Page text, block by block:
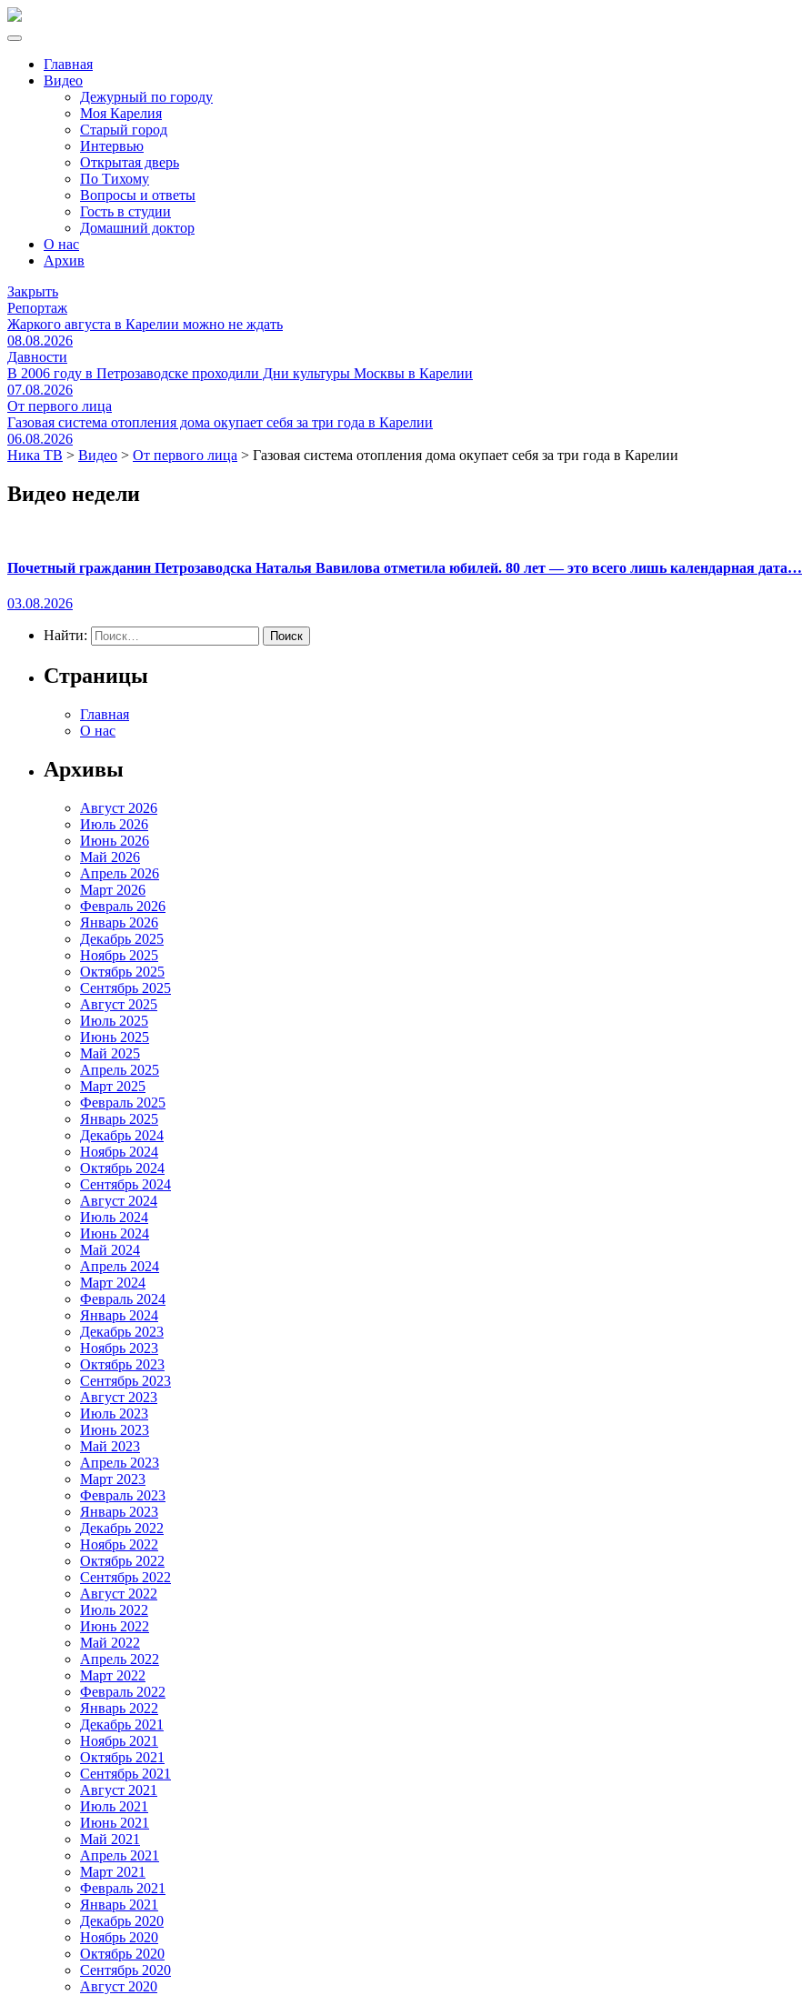
Главная
Видео
Дежурный по городу
Моя Карелия
Старый город
Интервью
Открытая дверь
По Тихому
Вопросы и ответы
Гость в студии
Домашний доктор
О нас
Архив
Закрыть
Репортаж
Жаркого августа в Карелии можно не ждать
08.08.2026
Давности
В 2006 году в Петрозаводске проходили Дни культуры Москвы в Карелии
07.08.2026
От первого лица
Газовая система отопления дома окупает себя за три года в Карелии
06.08.2026
Ника ТВ > Видео > От первого лица > Газовая система отопления дома окупает себя за три года в Карелии
Видео недели
Почетный гражданин Петрозаводска Наталья Вавилова отметила юбилей. 80 лет — это всего лишь календарная дата…
03.08.2026
Найти:
Страницы
Главная
О нас
Архивы
Август 2026
Июль 2026
Июнь 2026
Май 2026
Апрель 2026
Март 2026
Февраль 2026
Январь 2026
Декабрь 2025
Ноябрь 2025
Октябрь 2025
Сентябрь 2025
Август 2025
Июль 2025
Июнь 2025
Май 2025
Апрель 2025
Март 2025
Февраль 2025
Январь 2025
Декабрь 2024
Ноябрь 2024
Октябрь 2024
Сентябрь 2024
Август 2024
Июль 2024
Июнь 2024
Май 2024
Апрель 2024
Март 2024
Февраль 2024
Январь 2024
Декабрь 2023
Ноябрь 2023
Октябрь 2023
Сентябрь 2023
Август 2023
Июль 2023
Июнь 2023
Май 2023
Апрель 2023
Март 2023
Февраль 2023
Январь 2023
Декабрь 2022
Ноябрь 2022
Октябрь 2022
Сентябрь 2022
Август 2022
Июль 2022
Июнь 2022
Май 2022
Апрель 2022
Март 2022
Февраль 2022
Январь 2022
Декабрь 2021
Ноябрь 2021
Октябрь 2021
Сентябрь 2021
Август 2021
Июль 2021
Июнь 2021
Май 2021
Апрель 2021
Март 2021
Февраль 2021
Январь 2021
Декабрь 2020
Ноябрь 2020
Октябрь 2020
Сентябрь 2020
Август 2020